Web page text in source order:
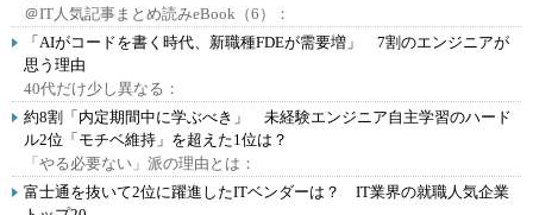
＠IT人気記事まとめ読みeBook（6）：
「AIがコードを書く時代、新職種FDEが需要増」 7割のエンジニアが
思う理由
40代だけ少し異なる：
約8割「内定期間中に学ぶべき」 未経験エンジニア自主学習のハード
ル2位「モチベ維持」を超えた1位は？
「やる必要ない」派の理由とは：
富士通を抜いて2位に躍進したITベンダーは？ IT業界の就職人気企業